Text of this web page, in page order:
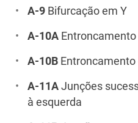
A-9 Bifurcação em Y
A-10A
A-10B
A-11A Junções
à esquerda